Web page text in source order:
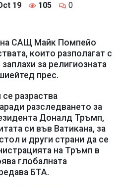
19 105 0
САЩ Майк Помпейо
които разполагат с
за религиозната
прес.
разраства
разследването за
Доналд Тръмп,
си във Ватикана, за
и други страни да се
на Тръмп в
глобалната
БТА.